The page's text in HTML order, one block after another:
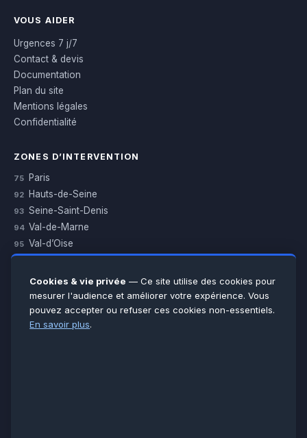
VOUS AIDER
Urgences 7 j/7
Contact & devis
Documentation
Plan du site
Mentions légales
Confidentialité
ZONES D’INTERVENTION
75 Paris
92 Hauts-de-Seine
93 Seine-Saint-Denis
94 Val-de-Marne
95 Val-d’Oise
Essonne
Seine-et-Marne
Voir toutes les villes →
Cookies & vie privée — Ce site utilise des cookies pour
mesurer l'audience et améliorer votre expérience. Vous
pouvez accepter ou refuser ces cookies non-essentiels.
En savoir plus.